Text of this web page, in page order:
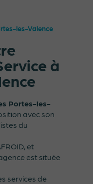
les-Valence
à
Portes-les-
avec son
du
et
est située
services de